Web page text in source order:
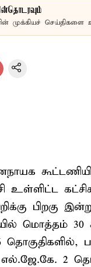
முக்கியச் செய்திகளை
உள்ளிட்ட
பிறகு
மொத்தம்
2